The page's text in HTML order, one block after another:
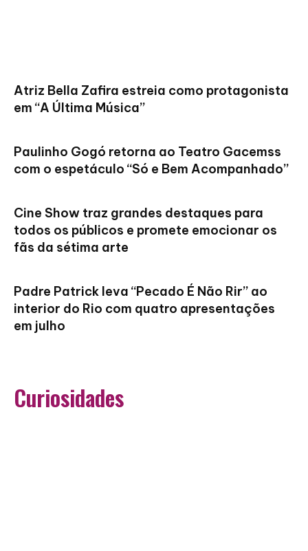
Atriz Bella Zafira estreia como protagonista
em “A Última Música”
Paulinho Gogó retorna ao Teatro Gacemss
com o espetáculo “Só e Bem Acompanhado”
Cine Show traz grandes destaques para
todos os públicos e promete emocionar os
fãs da sétima arte
Padre Patrick leva “Pecado É Não Rir” ao
interior do Rio com quatro apresentações
em julho
Curiosidades